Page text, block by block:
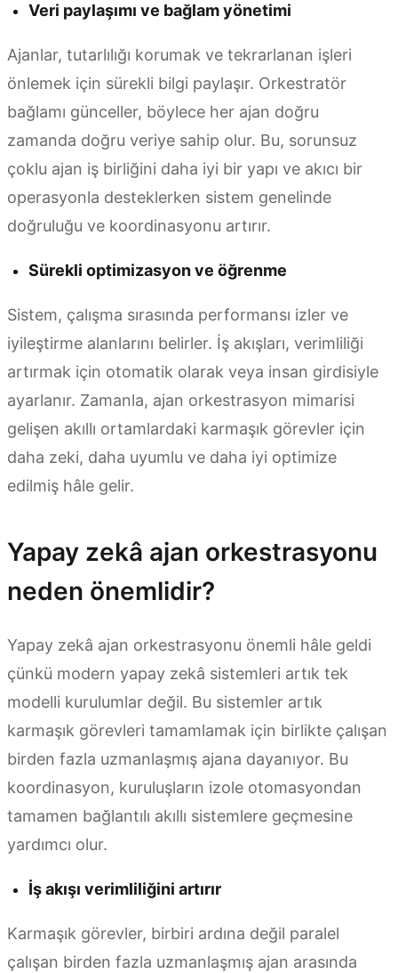
Veri paylaşımı ve bağlam yönetimi
Ajanlar, tutarlılığı korumak ve tekrarlanan işleri
önlemek için sürekli bilgi paylaşır. Orkestratör
bağlamı günceller, böylece her ajan doğru
zamanda doğru veriye sahip olur. Bu, sorunsuz
çoklu ajan iş birliğini daha iyi bir yapı ve akıcı bir
operasyonla desteklerken sistem genelinde
doğruluğu ve koordinasyonu artırır.
Sürekli optimizasyon ve öğrenme
Sistem, çalışma sırasında performansı izler ve
iyileştirme alanlarını belirler. İş akışları, verimliliği
artırmak için otomatik olarak veya insan girdisiyle
ayarlanır. Zamanla, ajan orkestrasyon mimarisi
gelişen akıllı ortamlardaki karmaşık görevler için
daha zeki, daha uyumlu ve daha iyi optimize
edilmiş hâle gelir.
Yapay zekâ ajan orkestrasyonu
neden önemlidir?
Yapay zekâ ajan orkestrasyonu önemli hâle geldi
çünkü modern yapay zekâ sistemleri artık tek
modelli kurulumlar değil. Bu sistemler artık
karmaşık görevleri tamamlamak için birlikte çalışan
birden fazla uzmanlaşmış ajana dayanıyor. Bu
koordinasyon, kuruluşların izole otomasyondan
tamamen bağlantılı akıllı sistemlere geçmesine
yardımcı olur.
İş akışı verimliliğini artırır
Karmaşık görevler, birbiri ardına değil paralel
çalışan birden fazla uzmanlaşmış ajan arasında